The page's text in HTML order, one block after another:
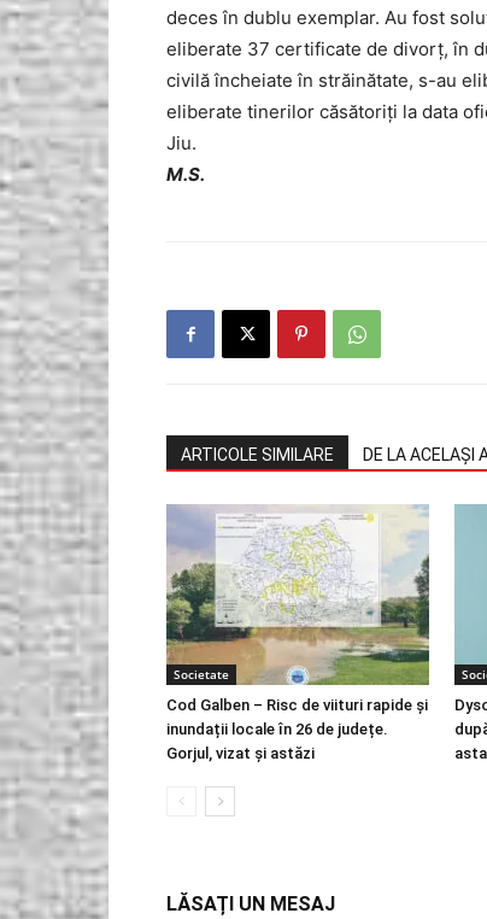
deces în dublu exemplar. Au fost
eliberate 37 certificate de divorţ, în
civilă încheiate în străinătate, s-au
eliberate tinerilor căsătoriţi la data
Jiu.
M.S.
ARTICOLE SIMILARE DE LA ACELAȘI
Societate
Cod Galben – Risc de viituri rapide și
inundații locale în 26 de județe.
Gorjul, vizat și astăzi
asta
LĂSAȚI UN MESAJ